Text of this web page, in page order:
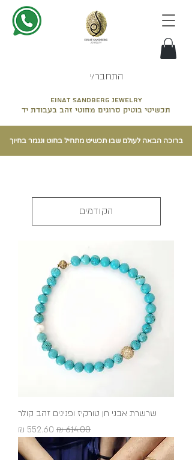
Einat sandberg jewelry
תכשיטי בוטיק סרוגים מחוטי זהב בעבודת יד
ברוכה הבאה לעולם שבו תכשיט מתחיל בחוט ונגמר בחיוך
התחבר/י
הקודמים
שרשרת אבני חן טורקיז ופנינים זהב קולר
מחיר רגיל מחיר מבצע